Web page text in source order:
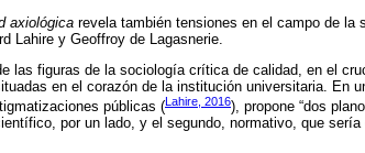
axiológica revela también tensiones en el campo de
Lahire y Geoffroy de Lagasnerie.
las figuras de la sociología crítica de calidad, en el
en el corazón de la institución universitaria. En
públicas (Lahire, 2016), propone “dos
por un lado, y el segundo, normativo, que